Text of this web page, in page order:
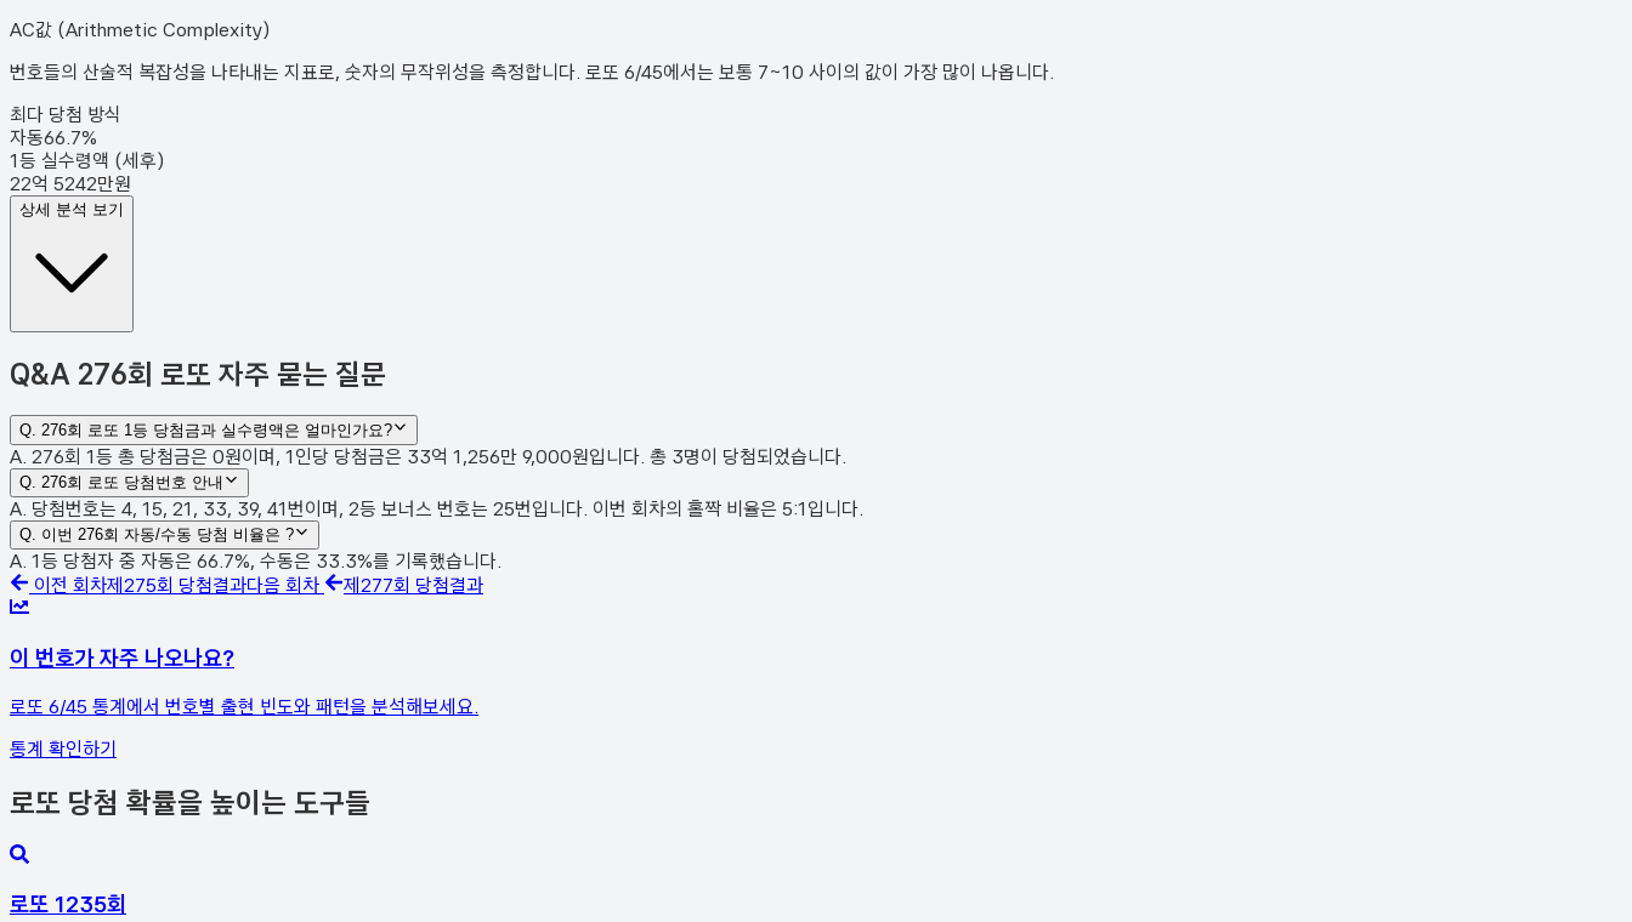
AC값 (Arithmetic Complexity)
번호들의 산술적 복잡성을 나타내는 지표로, 숫자의 무작위성을 측정합니다. 로또 6/45에서는 보통 7~10 사이의 값이 가장 많이 나옵니다.
최다 당첨 방식
자동66.7%
1등 실수령액 (세후)
22억 5242만원
상세 분석 보기
Q&A 276회 로또 자주 묻는 질문
Q. 276회 로또 1등 당첨금과 실수령액은 얼마인가요?
A. 276회 1등 총 당첨금은 0원이며, 1인당 당첨금은 33억 1,256만 9,000원입니다. 총 3명이 당첨되었습니다.
Q. 276회 로또 당첨번호 안내
A. 당첨번호는 4, 15, 21, 33, 39, 41번이며, 2등 보너스 번호는 25번입니다. 이번 회차의 홀짝 비율은 5:1입니다.
Q. 이번 276회 자동/수동 당첨 비율은 ?
A. 1등 당첨자 중 자동은 66.7%, 수동은 33.3%를 기록했습니다.
이전 회차제 275회 당첨결과다음 회차 제 277회 당첨결과
이 번호가 자주 나오나요?
로또 6/45 통계에서 번호별 출현 빈도와 패턴을 분석해보세요.
통계 확인하기
로또 당첨 확률을 높이는 도구들
로또 1235회